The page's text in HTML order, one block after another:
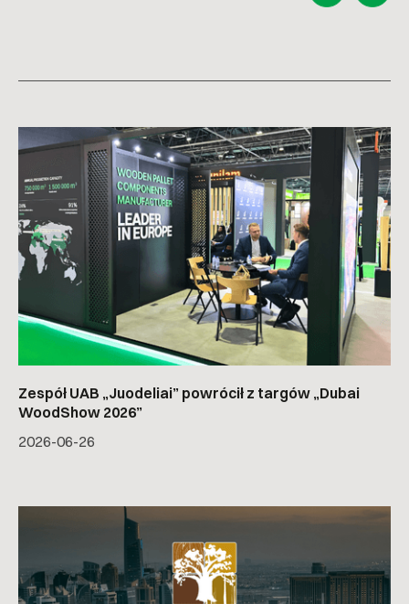
Zespół UAB „Juodeliai” powrócił z targów „Dubai
WoodShow 2026”
2026-06-26